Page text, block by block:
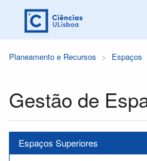
Planeamento e Recursos Espaços
Gestão de
Espaços Superiores